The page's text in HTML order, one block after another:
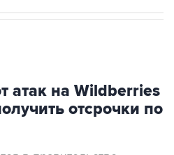
на Wildberries
отсрочки по
в правительстве,